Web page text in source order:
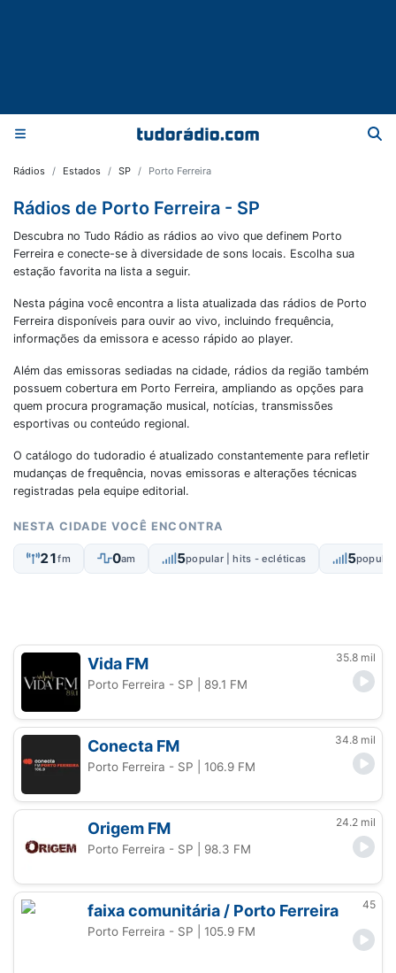
Rádios Estados SP Porto Ferreira
Rádios de Porto Ferreira - SP
Descubra no Tudo Rádio as rádios ao vivo que definem Porto
Ferreira e conecte-se à diversidade de sons locais. Escolha sua
estação favorita na lista a seguir.
Nesta página você encontra a lista atualizada das rádios de Porto
Ferreira disponíveis para ouvir ao vivo, incluindo frequência,
informações da emissora e acesso rápido ao player.
Além das emissoras sediadas na cidade, rádios da região também
possuem cobertura em Porto Ferreira, ampliando as opções para
quem procura programação musical, notícias, transmissões
esportivas ou conteúdo regional.
O catálogo do tudoradio é atualizado constantemente para refletir
mudanças de frequência, novas emissoras e alterações técnicas
registradas pela equipe editorial.
NESTA CIDADE VOCÊ ENCONTRA
21fm 0am 5popular | hits - ecléticas 5
Vida FM 35.8 mil
Porto Ferreira - SP | 89.1 FM
Conecta FM 34.8 mil
Porto Ferreira - SP | 106.9 FM
Origem FM 24.2 mil
Porto Ferreira - SP | 98.3 FM
faixa comunitária / Porto Ferreira 45
Porto Ferreira - SP | 105.9 FM